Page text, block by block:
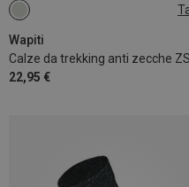
Wapiti
Calze da trekking anti zecche
22,95 €
36|37|38